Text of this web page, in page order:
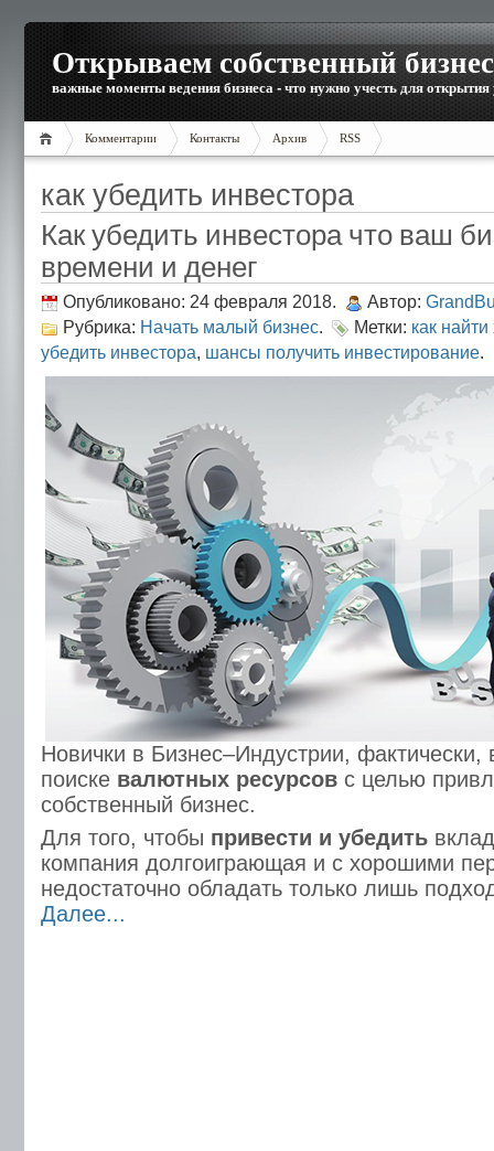
Открываем собственный бизнес
важные моменты ведения бизнеса - что нужно учесть для открытия
Комментарии Контакты Архив RSS
как убедить инвестора
Как убедить инвестора что ваш
времени и денег
Опубликовано: 24 февраля 2018. Автор:
Рубрика: Начать малый бизнес. Метки: как
убедить инвестора, шансы получить инвестирование.
Новички в Бизнес–Индустрии, фактически,
поиске валютных ресурсов с целью
собственный бизнес.
Для того, чтобы привести и убедить
компания долгоиграющая и с хорошими
недостаточно обладать только лишь
Далее...